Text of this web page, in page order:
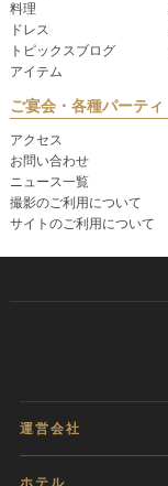
料理
ドレス
トピックスブログ
アイテム
ご宴会・各種パーティ
アクセス
お問い合わせ
ニュース一覧
撮影のご利用について
サイトのご利用について
運営会社